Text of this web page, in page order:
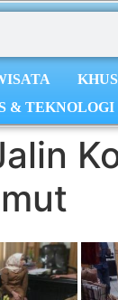
& TEKNOLOGI